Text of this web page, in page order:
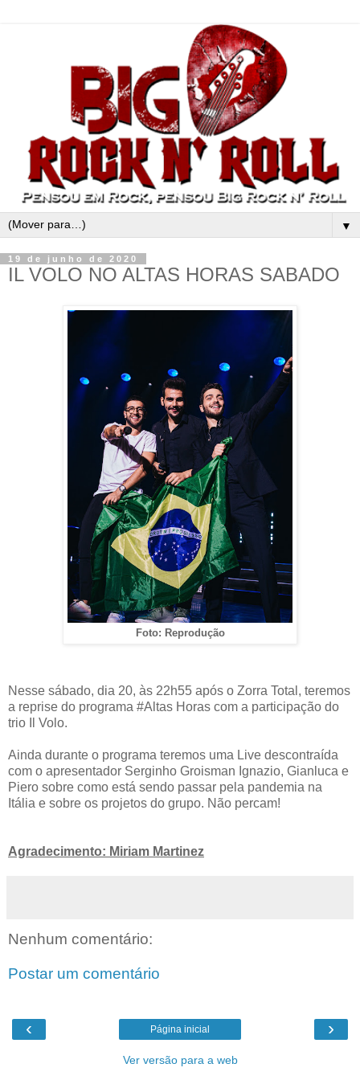
▼
19 de junho de 2020
IL VOLO NO ALTAS HORAS SABADO
Foto: Reprodução
Nesse sábado, dia 20, às 22h55 após o Zorra Total, teremos
a reprise do programa #Altas Horas com a participação do
trio Il Volo.
Ainda durante o programa teremos uma Live descontraída
com o apresentador Serginho Groisman Ignazio, Gianluca e
Piero sobre como está sendo passar pela pandemia na
Itália e sobre os projetos do grupo. Não percam!
Agradecimento: Miriam Martinez
Nenhum comentário:
Postar um comentário
‹ ›
Página inicial
Ver versão para a web